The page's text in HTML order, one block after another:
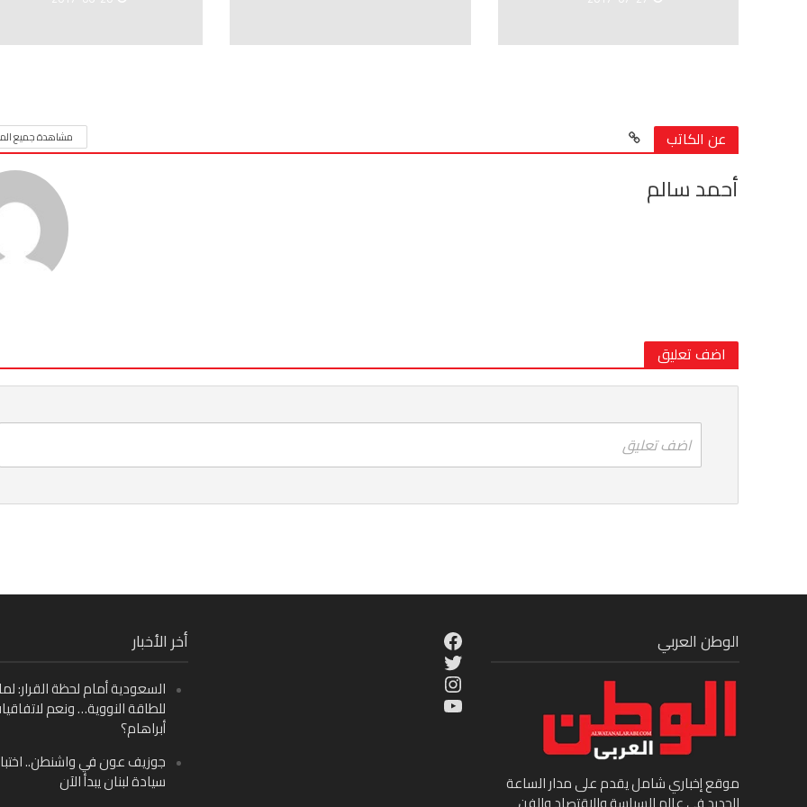
عن الكاتب مشاهدة جميع
أحمد سالم
اضف تعليق
اضف تعليق
أخر الأخبار
السعودية أمام لحظة القرار:
للطاقة النووية… ونعم
أبراهام؟
جوزيف عون في واشنطن..
سيادة لبنان يبدأ الآن
Facebook
Twitter
Instagram
YouTube
الوطن العربي
موقع إخباري شامل يقدم على مدار الساعة